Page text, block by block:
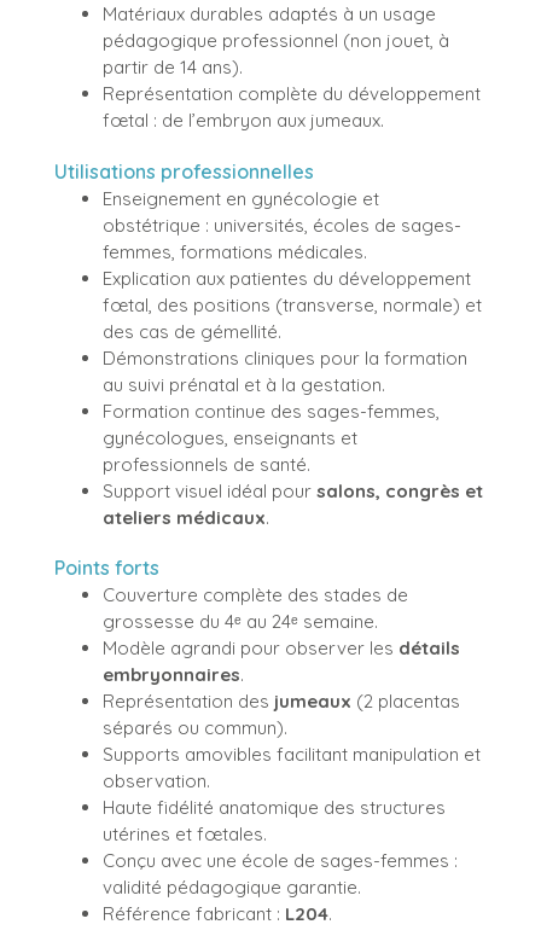
Matériaux durables adaptés à un usage
pédagogique professionnel (non jouet, à
partir de 14 ans).
Représentation complète du développement
fœtal : de l’embryon aux jumeaux.
Utilisations professionnelles
Enseignement en gynécologie et
obstétrique : universités, écoles de sages-
femmes, formations médicales.
Explication aux patientes du développement
fœtal, des positions (transverse, normale) et
des cas de gémellité.
Démonstrations cliniques pour la formation
au suivi prénatal et à la gestation.
Formation continue des sages-femmes,
gynécologues, enseignants et
professionnels de santé.
Support visuel idéal pour salons, congrès et
ateliers médicaux.
Points forts
Couverture complète des stades de
grossesse du 4ᵉ au 24ᵉ semaine.
Modèle agrandi pour observer les détails
embryonnaires.
Représentation des jumeaux (2 placentas
séparés ou commun).
Supports amovibles facilitant manipulation et
observation.
Haute fidélité anatomique des structures
utérines et fœtales.
Conçu avec une école de sages-femmes :
validité pédagogique garantie.
Référence fabricant : L204.